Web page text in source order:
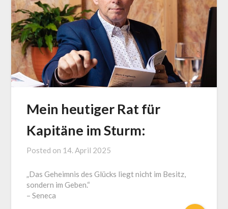
Mein heutiger Rat für
Kapitäne im Sturm:
Posted on 14. April 2025
LOGA,
„Das Geheimnis des Glücks liegt nicht im Besitz,
sondern im Geben.“
– Seneca